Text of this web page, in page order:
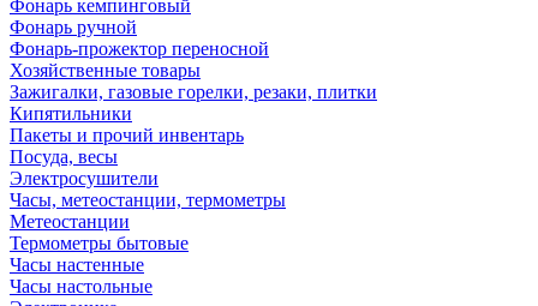
Фонарь кемпинговый
Фонарь ручной
Фонарь-прожектор переносной
Хозяйственные товары
Зажигалки, газовые горелки, резаки, плитки
Кипятильники
Пакеты и прочий инвентарь
Посуда, весы
Электросушители
Часы, метеостанции, термометры
Метеостанции
Термометры бытовые
Часы настенные
Часы настольные